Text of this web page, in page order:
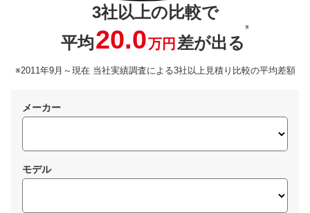
3社以上の比較で
平均20.0万円 差が出る
※
※2011年9月～現在 当社実績調査による3社以上見積り比較の平均差額
メーカー
モデル